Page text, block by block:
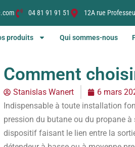
04 81 91 91 51 12A rue
produits Qui sommes-nous
Comment
Stanislas Wanert 6 mars
Indispensable à toute installation
pression du butane ou du propane
dispositif faisant le lien entre la